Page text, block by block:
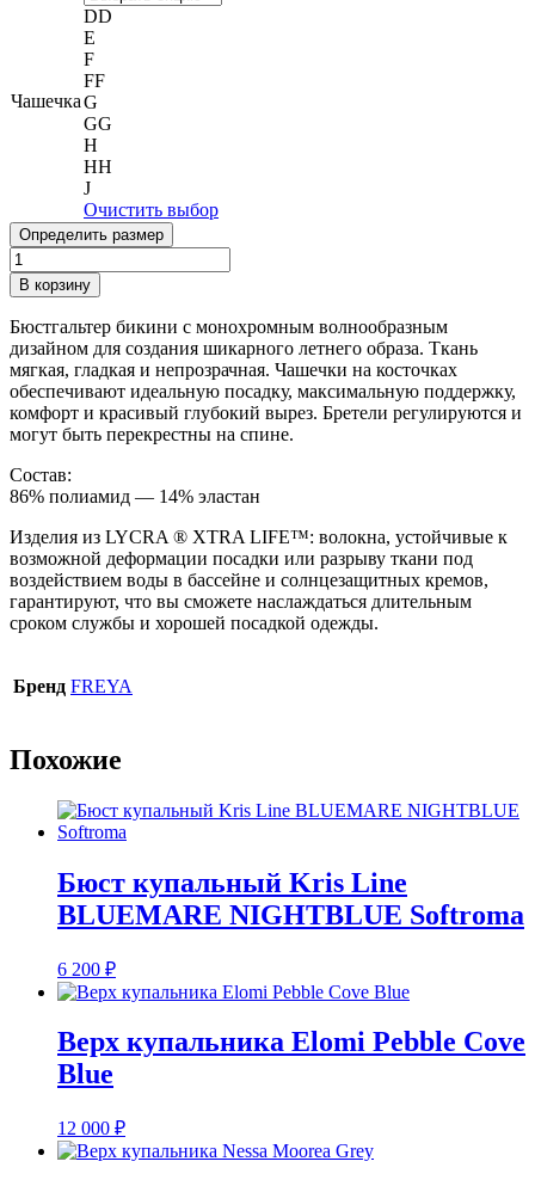
Чашечка
DD
E
F
FF
G
GG
H
HH
J
Очистить выбор
Определить размер
Количество
товара
Топ
бикини
на
косточках
Freya
Fiji
Falls
В корзину
Бюстгальтер бикини с монохромным волнообразным
дизайном для создания шикарного летнего образа. Ткань
мягкая, гладкая и непрозрачная. Чашечки на косточках
обеспечивают идеальную посадку, максимальную поддержку,
комфорт и красивый глубокий вырез. Бретели регулируются и
могут быть перекрестны на спине.
Состав:
86% полиамид — 14% эластан
Изделия из LYCRA ® XTRA LIFE™: волокна, устойчивые к
возможной деформации посадки или разрыву ткани под
воздействием воды в бассейне и солнцезащитных кремов,
гарантируют, что вы сможете наслаждаться длительным
сроком службы и хорошей посадкой одежды.
Бренд FREYA
Похожие
Бюст купальный Kris Line
BLUEMARE NIGHTBLUE Softroma
6 200 ₽
Верх купальника Elomi Pebble Cove
Blue
12 000 ₽